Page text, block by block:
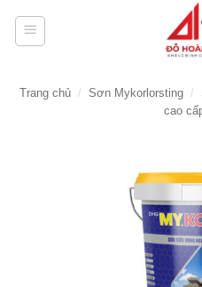
Trang chủ / Sơn Mykorlorsting /
cao